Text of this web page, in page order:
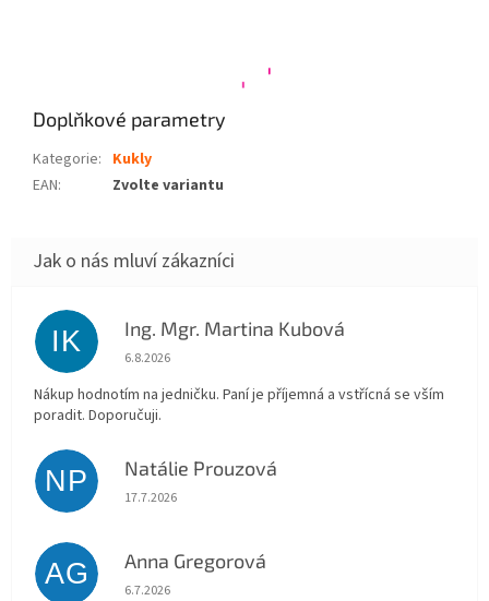
Doplňkové parametry
Kategorie: Kukly
EAN: Zvolte variantu
IK Ing. Mgr. Martina Kubová
Hodnocení obchodu je 5 z 5 hvězdiček.
6.8.2026
Nákup hodnotím na jedničku. Paní je příjemná a vstřícná se vším
poradit. Doporučuji.
NP Natálie Prouzová
Hodnocení obchodu je 5 z 5 hvězdiček.
17.7.2026
AG Anna Gregorová
Hodnocení obchodu je 5 z 5 hvězdiček.
6.7.2026